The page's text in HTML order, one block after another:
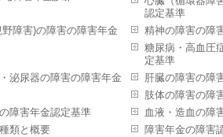
認定基準
障害)の障害の障害年金
精神の障害の障
糖尿病・高血圧
定基準
泌尿器の障害の障害年金
肝臓の障害の障
肢体の障害の障
障害年金認定基準
血液・造血の障
類と概要
障害年金の障害